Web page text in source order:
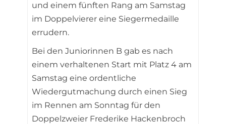
und einem fünften Rang am Samstag
im Doppelvierer eine Siegermedaille
errudern.
Bei den Juniorinnen B gab es nach
einem verhaltenen Start mit Platz 4 am
Samstag eine ordentliche
Wiedergutmachung durch einen Sieg
im Rennen am Sonntag für den
Doppelzweier Frederike Hackenbroch